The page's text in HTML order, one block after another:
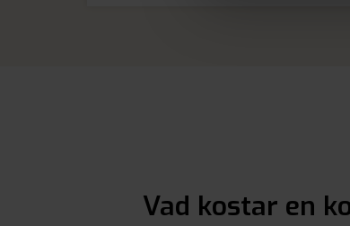
Vad kostar en